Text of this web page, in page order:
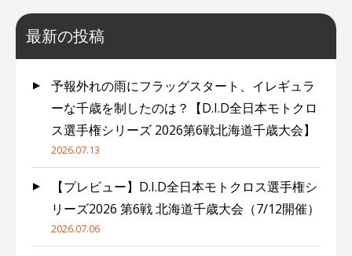
最新の投稿
予報外れの雨にフラッグスタート、イレギュラ
ーな千歳を制したのは？【D.I.D全日本モトクロ
ス選手権シリーズ 2026第6戦北海道千歳大会】
2026.07.13
【プレビュー】D.I.D全日本モトクロス選手権シ
リーズ2026 第6戦 北海道千歳大会（7/12開催）
2026.07.06